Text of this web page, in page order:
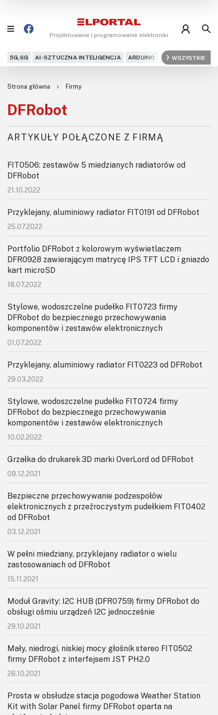
Projektowanie i programowanie elektroniki
5G,6G AI-SZTUCZNA INTELIGENCJA ARDUINO ARM AUDIO
WSZYSTKIE
KITy AVT
Newsletter
Archiwum
Strona główna Firmy
DFRobot
ARTYKUŁY POŁĄCZONE Z FIRMĄ
FIT0506: zestawów 5 miedzianych radiatorów od
DFRobot
21.10.2022
Przyklejany, aluminiowy radiator FIT0191 od DFRobot
25.07.2022
Portfolio DFRobot z kolorowym wyświetlaczem
DFR0928 zawierającym matrycę IPS TFT LCD i gniazdo
kart microSD
18.07.2022
Stylowe, wodoszczelne pudełko FIT0723 firmy
DFRobot do bezpiecznego przechowywania
komponentów i zestawów elektronicznych
01.07.2022
Przyklejany, aluminiowy radiator FIT0223 od DFRobot
29.03.2022
Stylowe, wodoszczelne pudełko FIT0724 firmy
DFRobot do bezpiecznego przechowywania
komponentów i zestawów elektronicznych
10.02.2022
Grzałka do drukarek 3D marki OverLord od DFRobot
09.12.2021
Bezpieczne przechowywanie podzespołów
elektronicznych z przeźroczystym pudełkiem FIT0402
od DFRobot
03.12.2021
W pełni miedziany, przyklejany radiator o wielu
zastosowaniach od DFRobot
15.11.2021
Moduł Gravity: I2C HUB (DFR0759) firmy DFRobot do
obsługi ośmiu urządzeń I2C jednocześnie
29.10.2021
Mały, niedrogi, niskiej mocy głośnik stereo FIT0502
firmy DFRobot z interfejsem JST PH2.0
28.10.2021
Prosta w obsłudze stacja pogodowa Weather Station
Kit with Solar Panel firmy DFRobot oparta na